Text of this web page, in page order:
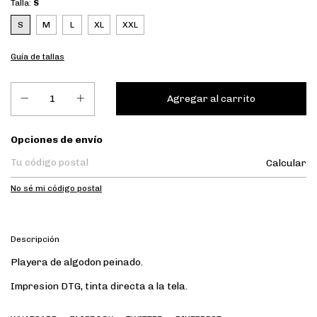
Talla: S
S M L XL XXL
Guía de tallas
Entregas para el CP:
Opciones de envío
Calcular
No sé mi código postal
Descripción
Playera de algodon peinado.
Impresion DTG, tinta directa a la tela.